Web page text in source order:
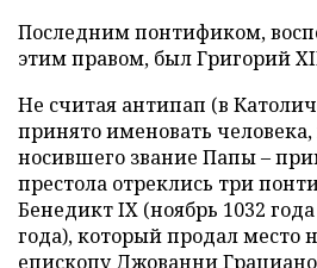
Последним понтификом,
этим правом, был Григорий
Не считая антипап (в
принято именовать
носившего звание Папы –
престола отреклись три
Бенедикт IX (ноябрь 1032
года), который продал место
епископу Джованни